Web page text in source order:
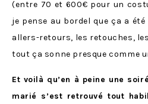
(entre 70 et 600€ pour un
je pense au bordel que ça a
allers-retours, les retouches,
tout ça sonne presque comme
Et voilà qu’en à peine une
marié s’est retrouvé tout